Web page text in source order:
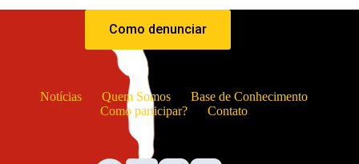
Como denunciar
Notícias Quem Somos
Base de Conhecimento
Como participar?
Contato